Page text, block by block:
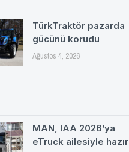
TürkTraktör pazarda
gücünü korudu
Ağustos 4, 2026
MAN, IAA 2026’ya
eTruck ailesiyle hazır